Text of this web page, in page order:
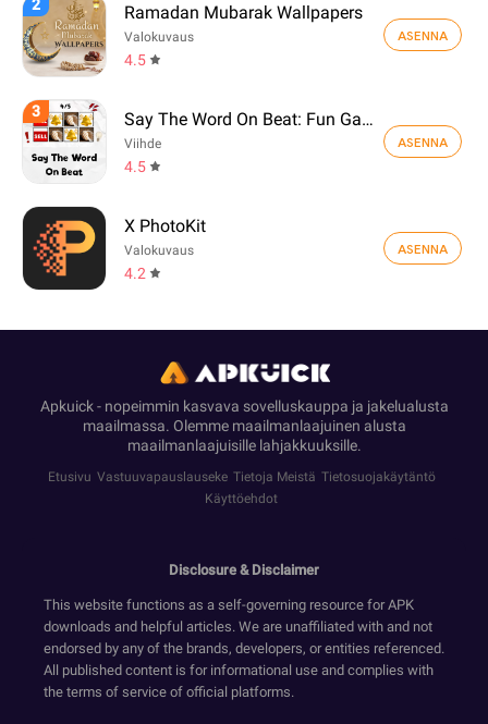
2 Ramadan Mubarak Wallpapers
Valokuvaus
4.5
ASENNA
3 Say The Word On Beat: Fun Game
Viihde
4.5
ASENNA
X PhotoKit
Valokuvaus
4.2
ASENNA
Apkuick - nopeimmin kasvava sovelluskauppa ja jakelualusta
maailmassa. Olemme maailmanlaajuinen alusta
maailmanlaajuisille lahjakkuuksille.
Etusivu Vastuuvapauslauseke Tietoja Meistä Tietosuojakäytäntö
Käyttöehdot
Disclosure & Disclaimer
This website functions as a self-governing resource for APK
downloads and helpful articles. We are unaffiliated with and not
endorsed by any of the brands, developers, or entities referenced.
All published content is for informational use and complies with
the terms of service of official platforms.